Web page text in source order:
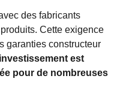
des fabricants
Cette exigence
garanties constructeur
est
pour de nombreuses